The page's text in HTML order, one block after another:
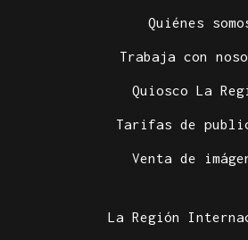
Quiénes
Trabaja con
Quiosco La
Tarifas de
Venta de
La Región